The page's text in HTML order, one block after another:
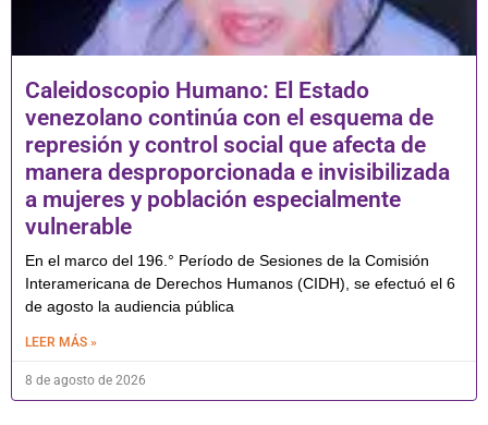
Caleidoscopio Humano: El Estado
venezolano continúa con el esquema de
represión y control social que afecta de
manera desproporcionada e invisibilizada
a mujeres y población especialmente
vulnerable
En el marco del 196.° Período de Sesiones de la Comisión
Interamericana de Derechos Humanos (CIDH), se efectuó el 6
de agosto la audiencia pública
LEER MÁS »
8 de agosto de 2026